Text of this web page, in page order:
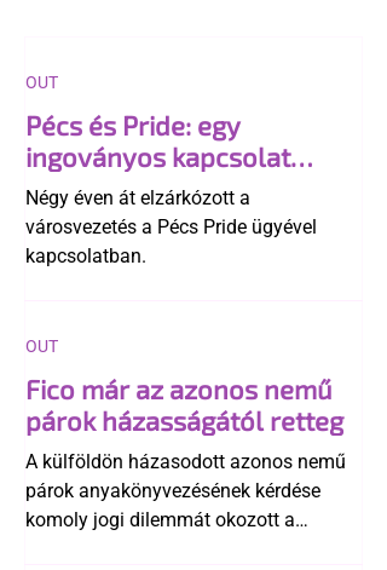
Pécs és Pride: egy
ingoványos kapcsolat
története
Négy éven át elzárkózott a
városvezetés a Pécs Pride ügyével
kapcsolatban.
OUT
Fico már az azonos nemű
párok házasságától retteg
A külföldön házasodott azonos nemű
párok anyakönyvezésének kérdése
komoly jogi dilemmát okozott a
OUT